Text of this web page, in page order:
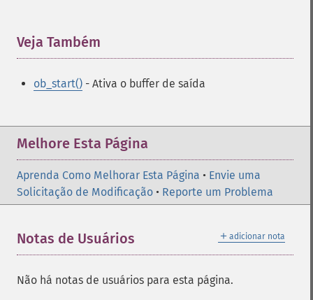
Veja Também
ob_start() - Ativa o buffer de saída
Melhore Esta Página
Aprenda Como Melhorar Esta Página • Envie uma
Solicitação de Modificação • Reporte um Problema
＋ adicionar nota
Notas de Usuários
Não há notas de usuários para esta página.